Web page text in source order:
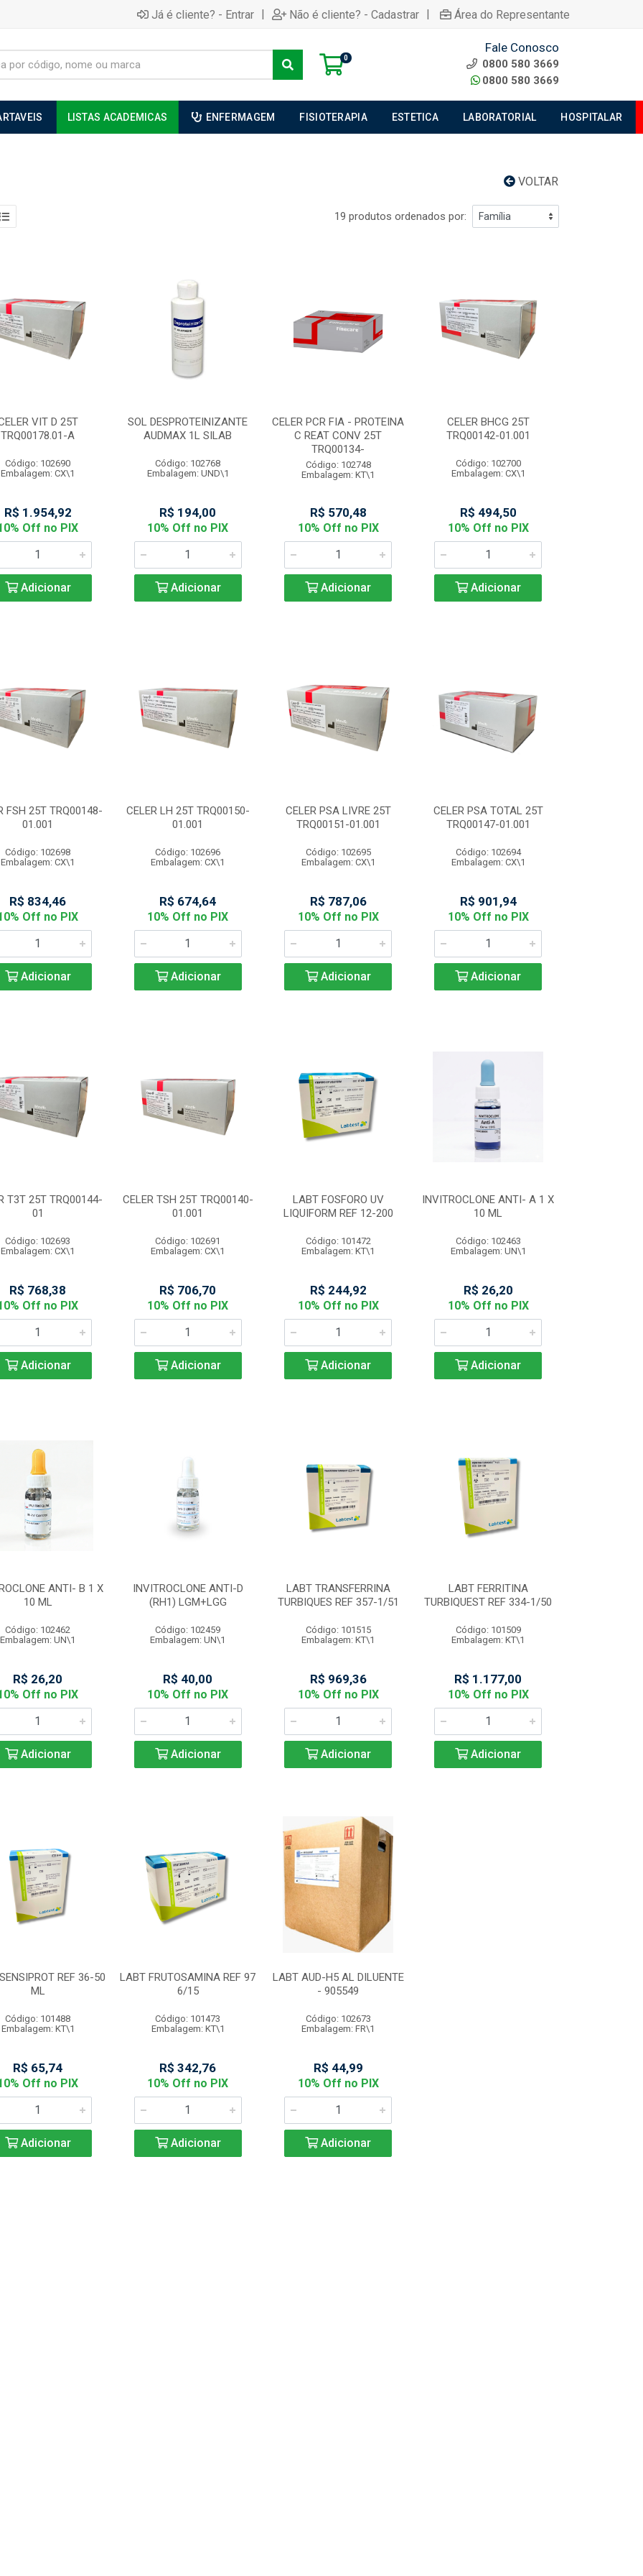
Já é cliente? - Entrar | Não é cliente? - Cadastrar | Área do Representante
0
Fale Conosco
0800 580 3669
0800 580 3669
LISTAS ACADEMICAS ENFERMAGEM FISIOTERAPIA ESTETICA LABORATORIAL HOSPITALAR
VOLTAR
19 produtos ordenados por:
VIT D 25T
TRQ00178.01-A
Código: 102690
Embalagem: CX\1
R$ 1.954,92
Off no PIX
Adicionar
SOL DESPROTEINIZANTE
AUDMAX 1L SILAB
Código: 102768
Embalagem: UND\1
R$ 194,00
10% Off no PIX
Adicionar
CELER PCR FIA - PROTEINA
C REAT CONV 25T
TRQ00134-
Código: 102748
Embalagem: KT\1
R$ 570,48
10% Off no PIX
Adicionar
CELER BHCG 25T
TRQ00142-01.001
Código: 102700
Embalagem: CX\1
R$ 494,50
10% Off no PIX
Adicionar
FSH 25T TRQ00148-
01.001
Código: 102698
Embalagem: CX\1
R$ 834,46
Off no PIX
Adicionar
CELER LH 25T TRQ00150-
01.001
Código: 102696
Embalagem: CX\1
R$ 674,64
10% Off no PIX
Adicionar
CELER PSA LIVRE 25T
TRQ00151-01.001
Código: 102695
Embalagem: CX\1
R$ 787,06
10% Off no PIX
Adicionar
CELER PSA TOTAL 25T
TRQ00147-01.001
Código: 102694
Embalagem: CX\1
R$ 901,94
10% Off no PIX
Adicionar
T3T 25T TRQ00144-
01
Código: 102693
Embalagem: CX\1
R$ 768,38
Off no PIX
Adicionar
CELER TSH 25T TRQ00140-
01.001
Código: 102691
Embalagem: CX\1
R$ 706,70
10% Off no PIX
Adicionar
LABT FOSFORO UV
LIQUIFORM REF 12-200
Código: 101472
Embalagem: KT\1
R$ 244,92
10% Off no PIX
Adicionar
INVITROCLONE ANTI- A 1 X
10 ML
Código: 102463
Embalagem: UN\1
R$ 26,20
10% Off no PIX
Adicionar
ANTI- B 1 X
10 ML
Código: 102462
Embalagem: UN\1
R$ 26,20
Off no PIX
Adicionar
INVITROCLONE ANTI-D
(RH1) LGM+LGG
Código: 102459
Embalagem: UN\1
R$ 40,00
10% Off no PIX
Adicionar
LABT TRANSFERRINA
TURBIQUES REF 357-1/51
Código: 101515
Embalagem: KT\1
R$ 969,36
10% Off no PIX
Adicionar
LABT FERRITINA
TURBIQUEST REF 334-1/50
Código: 101509
Embalagem: KT\1
R$ 1.177,00
10% Off no PIX
Adicionar
REF 36-50
ML
Código: 101488
Embalagem: KT\1
R$ 65,74
Off no PIX
Adicionar
LABT FRUTOSAMINA REF 97
6/15
Código: 101473
Embalagem: KT\1
R$ 342,76
10% Off no PIX
Adicionar
LABT AUD-H5 AL DILUENTE
- 905549
Código: 102673
Embalagem: FR\1
R$ 44,99
10% Off no PIX
Adicionar